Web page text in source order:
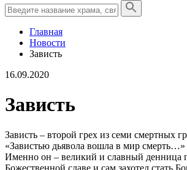
Главная
Новости
Зависть
16.09.2020
Зависть
Зависть – второй грех из семи смертных
«Завистью дьявола вошла в мир
Именно он – великий и славный денница
Божественной славе и сам захотел стать